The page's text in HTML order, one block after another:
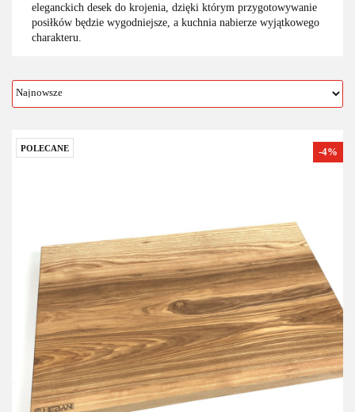
eleganckich desek do krojenia, dzięki którym przygotowywanie
posiłków będzie wygodniejsze, a kuchnia nabierze wyjątkowego
charakteru.
POLECANE -4%